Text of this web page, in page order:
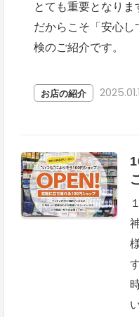
とても重要となりま
だからこそ「安心
検のご紹介です。
お店の紹介